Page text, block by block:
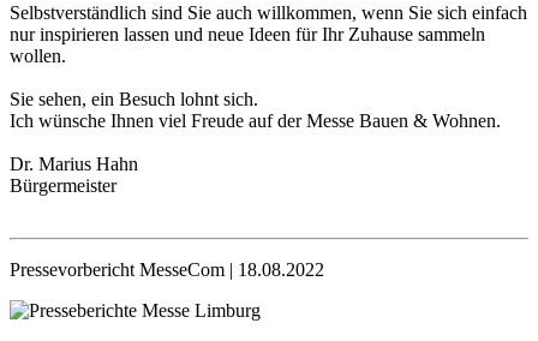
Selbstverständlich sind Sie auch willkommen, wenn Sie sich einfach
nur inspirieren lassen und neue Ideen für Ihr Zuhause sammeln
wollen.
Sie sehen, ein Besuch lohnt sich.
Ich wünsche Ihnen viel Freude auf der Messe Bauen & Wohnen.
Dr. Marius Hahn
Bürgermeister
Pressevorbericht MesseCom | 18.08.2022